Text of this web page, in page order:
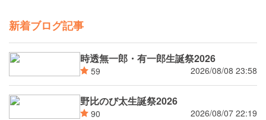
新着ブログ記事
時透無一郎・有一郎生誕祭2026
59 2026/08/08 23:58
野比のび太生誕祭2026
90 2026/08/07 22:19